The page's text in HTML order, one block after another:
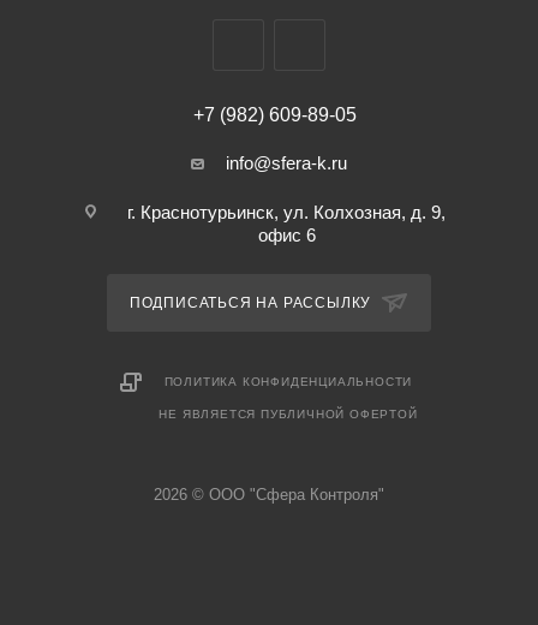
+7 (982) 609-89-05
info@sfera-k.ru
г. Краснотурьинск, ул. Колхозная, д. 9,
офис 6
ПОДПИСАТЬСЯ НА РАССЫЛКУ
ПОЛИТИКА КОНФИДЕНЦИАЛЬНОСТИ
НЕ ЯВЛЯЕТСЯ ПУБЛИЧНОЙ ОФЕРТОЙ
2026 © ООО "Сфера Контроля"